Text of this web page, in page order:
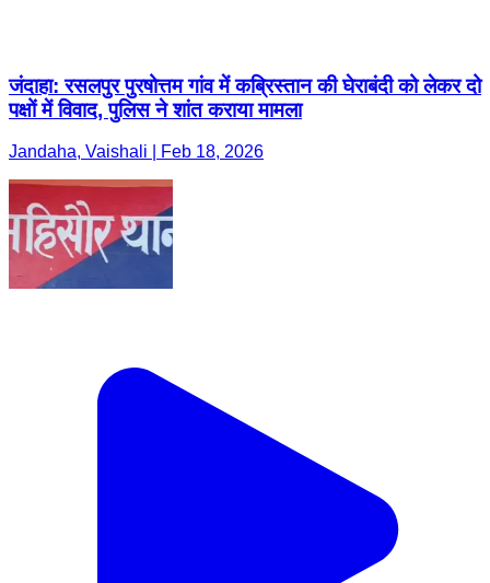
जंदाहा: रसलपुर पुरषोत्तम गांव में कब्रिस्तान की घेराबंदी को लेकर दो
पक्षों में विवाद, पुलिस ने शांत कराया मामला
Jandaha, Vaishali | Feb 18, 2026